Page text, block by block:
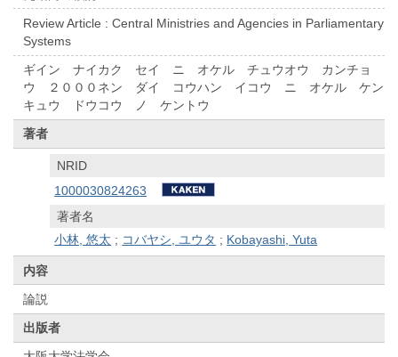
Review Article : Central Ministries and Agencies in Parliamentary
Systems
ギイン ナイカク セイ ニ オケル チュウオウ カンチョ
ウ ２０００ネン ダイ コウハン イコウ ニ オケル ケン
キュウ ドウコウ ノ ケントウ
著者
NRID
1000030824263
著者名
小林, 悠太 ; コバヤシ, ユウタ ; Kobayashi, Yuta
内容
論説
出版者